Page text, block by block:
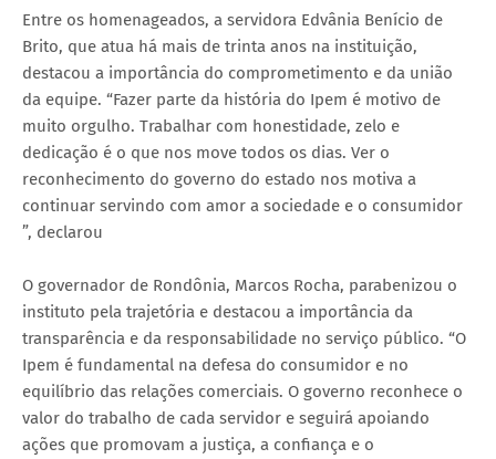
Entre os homenageados, a servidora Edvânia Benício de
Brito, que atua há mais de trinta anos na instituição,
destacou a importância do comprometimento e da união
da equipe. “Fazer parte da história do Ipem é motivo de
muito orgulho. Trabalhar com honestidade, zelo e
dedicação é o que nos move todos os dias. Ver o
reconhecimento do governo do estado nos motiva a
continuar servindo com amor a sociedade e o consumidor
”, declarou
O governador de Rondônia, Marcos Rocha, parabenizou o
instituto pela trajetória e destacou a importância da
transparência e da responsabilidade no serviço público. “O
Ipem é fundamental na defesa do consumidor e no
equilíbrio das relações comerciais. O governo reconhece o
valor do trabalho de cada servidor e seguirá apoiando
ações que promovam a justiça, a confiança e o